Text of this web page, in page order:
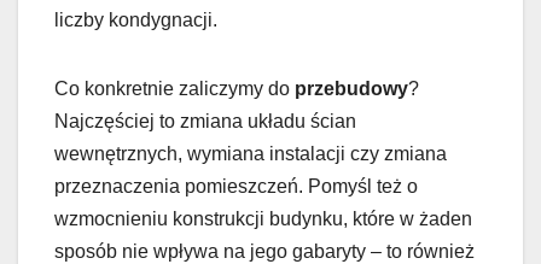
liczby kondygnacji.
Co konkretnie zaliczymy do przebudowy?
Najczęściej to zmiana układu ścian
wewnętrznych, wymiana instalacji czy zmiana
przeznaczenia pomieszczeń. Pomyśl też o
wzmocnieniu konstrukcji budynku, które w żaden
sposób nie wpływa na jego gabaryty – to również